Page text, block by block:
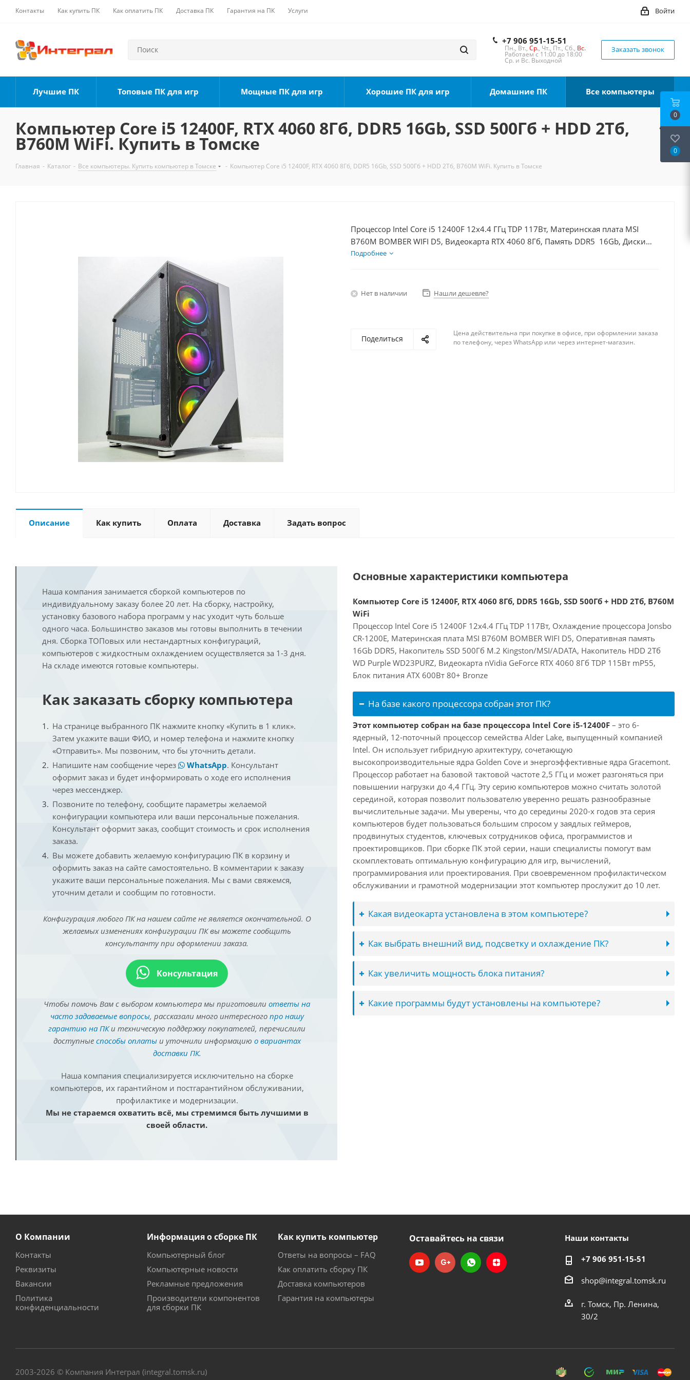
Контакты Как купить ПК Как оплатить ПК Доставка ПК Гарантия на ПК Услуги Войти
+7 906 951-15-51
Пн., Вт., Ср., Чт., Пт., Сб., Вс.
Работаем с 11:00 до 18:00
Ср. и Вс. Выходной
Заказать звонок
Лучшие ПК Топовые ПК для игр Мощные ПК для игр Хорошие ПК для игр Домашние ПК Все компьютеры
Компьютер Core i5 12400F, RTX 4060 8Гб, DDR5 16Gb, SSD 500Гб + HDD 2Тб,
B760M WiFi. Купить в Томске
Главная - Каталог - Все компьютеры. Купить компьютер в Томске - Компьютер Core i5 12400F, RTX 4060 8Гб, DDR5 16Gb, SSD 500Гб + HDD 2Тб, B760M WiFi. Купить в Томске
Процессор Intel Core i5 12400F 12x4.4 ГГц TDP 117Вт, Материнская плата MSI
B760M BOMBER WIFI D5, Видеокарта RTX 4060 8Гб, Память DDR5 16Gb, Диски
SSD 500Гб + HDD 2Тб, БП 600Вт
Подробнее
Нет в наличии Нашли дешевле?
Поделиться
Цена действительна при покупке в офисе, при оформлении заказа
по телефону, через WhatsApp или через интернет-магазин.
Описание Как купить Оплата Доставка Задать вопрос
Наша компания занимается сборкой компьютеров по
индивидуальному заказу более 20 лет. На сборку, настройку,
установку базового набора программ у нас уходит чуть больше
одного часа. Большинство заказов мы готовы выполнить в течении
дня. Сборка ТОПовых или нестандартных конфигураций,
компьютеров с жидкостным охлаждением осуществляется за 1-3 дня.
На складе имеются готовые компьютеры.
Как заказать сборку компьютера
На странице выбранного ПК нажмите кнопку «Купить в 1 клик».
Затем укажите ваши ФИО, и номер телефона и нажмите кнопку
«Отправить». Мы позвоним, что бы уточнить детали.
Напишите нам сообщение через
WhatsApp. Консультант
оформит заказ и будет информировать о ходе его исполнения
через мессенджер.
Позвоните по телефону, сообщите параметры желаемой
конфигурации компьютера или ваши персональные пожелания.
Консультант оформит заказ, сообщит стоимость и срок исполнения
заказа.
Вы можете добавить желаемую конфигурацию ПК в корзину и
оформить заказ на сайте самостоятельно. В комментарии к заказу
укажите ваши персональные пожелания. Мы с вами свяжемся,
уточним детали и сообщим по готовности.
Конфигурация любого ПК на нашем сайте не является окончательной. О
желаемых изменениях конфигурации ПК вы можете сообщить
консультанту при оформлении заказа.
Консультация
Чтобы помочь Вам с выбором компьютера мы приготовили ответы на
часто задаваемые вопросы, рассказали много интересного про нашу
гарантию на ПКи техническую поддержку покупателей, перечислили
доступные способы оплатыи уточнили информацию о вариантах
доставки ПК.
Наша компания специализируется исключительно на сборке
компьютеров, их гарантийном и постгарантийном обслуживании,
профилактике и модернизации.
Мы не стараемся охватить всё, мы стремимся быть лучшими в
своей области.
Основные характеристики компьютера
Компьютер Core i5 12400F, RTX 4060 8Гб, DDR5 16Gb, SSD 500Гб + HDD 2Тб, B760M
WiFi
Процессор Intel Core i5 12400F 12x4.4 ГГц TDP 117Вт, Охлаждение процессора Jonsbo
CR-1200E, Материнская плата MSI B760M BOMBER WIFI D5, Оперативная память
16Gb DDR5, Накопитель SSD 500Гб M.2 Kingston/MSI/ADATA, Накопитель HDD 2Тб
WD Purple WD23PURZ, Видеокарта nVidia GeForce RTX 4060 8Гб TDP 115Вт mP55,
Блок питания ATX 600Вт 80+ Bronze
На базе какого процессора собран этот ПК?
Этот компьютер собран на базе процессора Intel Core i5-12400F – это 6-
ядерный, 12-поточный процессор семейства Alder Lake, выпущенный компанией
Intel. Он использует гибридную архитектуру, сочетающую
высокопроизводительные ядра Golden Cove и энергоэффективные ядра Gracemont.
Процессор работает на базовой тактовой частоте 2,5 ГГц и может разгоняться при
повышении нагрузки до 4,4 ГГц. Эту серию компьютеров можно считать золотой
серединой, которая позволит пользователю уверенно решать разнообразные
вычислительные задачи. Мы уверены, что до середины 2020-х годов эта серия
компьютеров будет пользоваться большим спросом у заядлых геймеров,
продвинутых студентов, ключевых сотрудников офиса, программистов и
проектировщиков. При сборке ПК этой серии, наши специалисты помогут вам
скомплектовать оптимальную конфигурацию для игр, вычислений,
программирования или проектирования. При своевременном профилактическом
обслуживании и грамотной модернизации этот компьютер прослужит до 10 лет.
Какая видеокарта установлена в этом компьютере?
Как выбрать внешний вид, подсветку и охлаждение ПК?
Как увеличить мощность блока питания?
Какие программы будут установлены на компьютере?
О Компании
Контакты
Реквизиты
Вакансии
Политика
конфиденциальности
Информация о сборке ПК
Компьютерный блог
Компьютерные новости
Рекламные предложения
Производители компонентов
для сборки ПК
Как купить компьютер
Ответы на вопросы – FAQ
Как оплатить сборку ПК
Доставка компьютеров
Гарантия на компьютеры
Оставайтесь на связи Наши контакты
+7 906 951-15-51
shop@integral.tomsk.ru
г. Томск, Пр. Ленина,
30/2
2003-2026 © Компания Интеграл (integral.tomsk.ru)
0
0